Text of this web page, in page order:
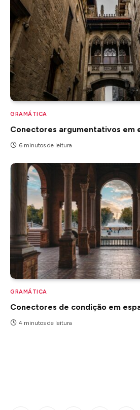
GRAMÁTICA
Conectores argumentativos em
6 minutos de leitura
GRAMÁTICA
Conectores de condição em
4 minutos de leitura